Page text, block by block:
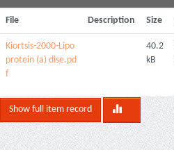
File Description Size
Kiortsis-2000-Lipo
protein (a) dise.pd
f
40.2
kB
Show full item record